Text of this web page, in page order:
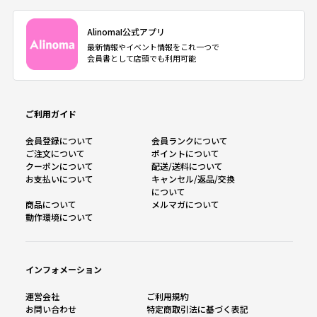
AlinomaI公式アプリ
最新情報やイベント情報をこれ一つで
会員書として店頭でも利用可能
ご利用ガイド
会員登録について
会員ランクについて
ご注文について
ポイントについて
クーポンについて
配送/送料について
お支払いについて
キャンセル/返品/交換
について
商品について
メルマガについて
動作環境について
インフォメーション
運営会社
ご利用規約
お問い合わせ
特定商取引法に基づく表記